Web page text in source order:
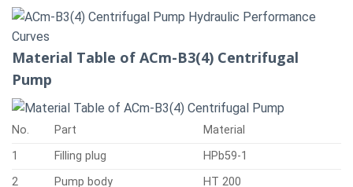
Material Table of ACm-B3(4) Centrifugal
Pump
No. Part
Material
1
Filling plug
HPb59-1
2
Pump body HT 200